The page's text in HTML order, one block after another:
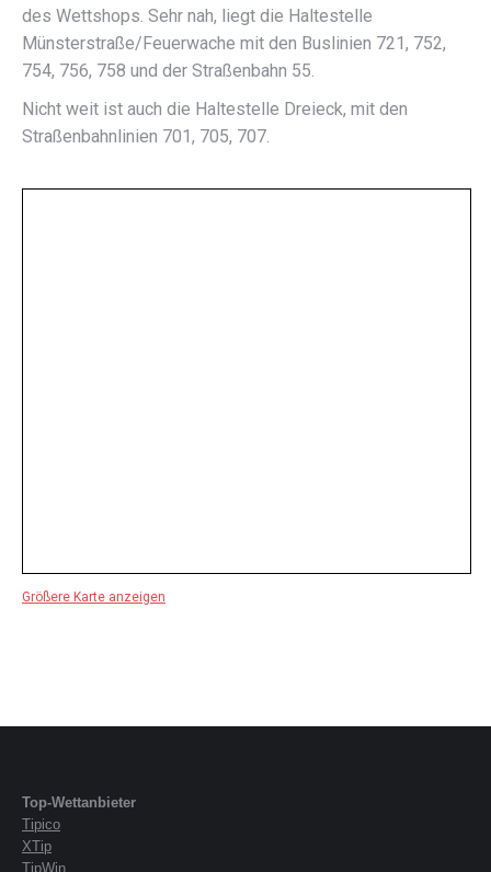
des Wettshops. Sehr nah, liegt die Haltestelle
Münsterstraße/Feuerwache mit den Buslinien 721, 752,
754, 756, 758 und der Straßenbahn 55.
Nicht weit ist auch die Haltestelle Dreieck, mit den
Straßenbahnlinien 701, 705, 707.
Größere Karte anzeigen
Top-Wettanbieter
Tipico
XTip
TipWin